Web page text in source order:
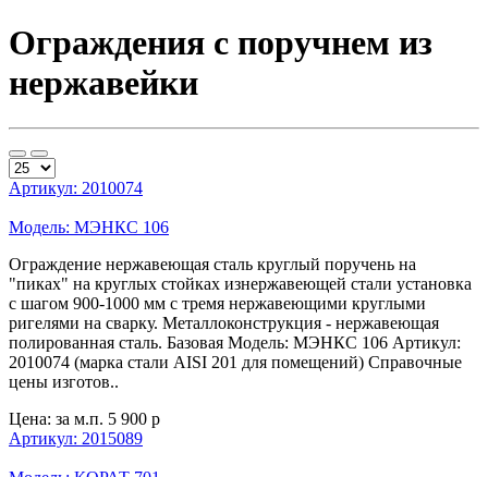
Ограждения с поручнем из
нержавейки
Артикул: 2010074
Модель: МЭНКС 106
Ограждение нержавеющая сталь круглый поручень на
"пиках" на круглых стойках изнержавеющей стали установка
с шагом 900-1000 мм с тремя нержавеющими круглыми
ригелями на сварку. Металлоконструкция - нержавеющая
полированная сталь. Базовая Модель: МЭНКС 106 Артикул:
2010074 (марка стали AISI 201 для помещений) Справочные
цены изготов..
Цена: за м.п. 5 900 р
Артикул: 2015089